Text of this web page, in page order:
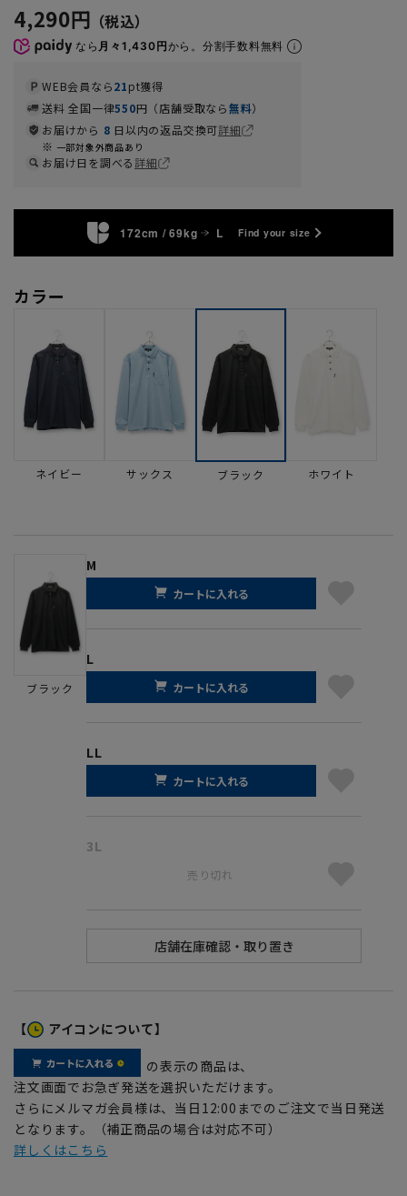
4,290円
なら 月々1,430円から。分割手数料無料
WEB会員なら21pt獲得
送料 全国一律550円（店舗受取なら無料）
お届けから 8 日以内の返品交換可詳細
一部対象外商品あり
お届け日を調べる詳細
172cm / 69kg L Find your size
カラー
ネイビー サックス ブラック ホワイト
ブラック
M
カートに入れる
L
カートに入れる
LL
カートに入れる
3L
売り切れ
【 アイコンについて】
の表示の商品は、
注文画面でお急ぎ発送を選択いただけます。
さらにメルマガ会員様は、当日12:00までのご注文で当日発送
となります。（補正商品の場合は対応不可）
詳しくはこちら